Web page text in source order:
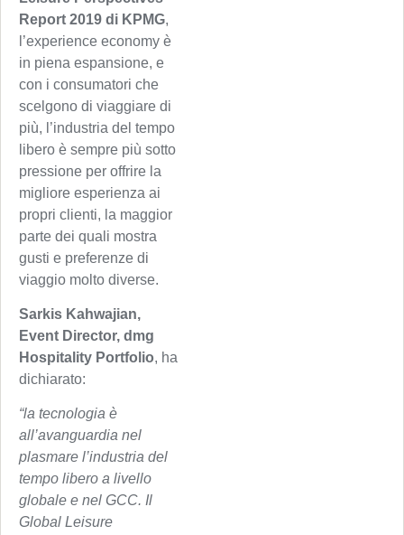
Report 2019 di KPMG,
l’experience economy è
in piena espansione, e
con i consumatori che
scelgono di viaggiare di
più, l’industria del tempo
libero è sempre più sotto
pressione per offrire la
migliore esperienza ai
propri clienti, la maggior
parte dei quali mostra
gusti e preferenze di
viaggio molto diverse.
Sarkis Kahwajian,
Event Director, dmg
Hospitality Portfolio, ha
dichiarato:
“la tecnologia è
all’avanguardia nel
plasmare l’industria del
tempo libero a livello
globale e nel GCC. Il
Global Leisure